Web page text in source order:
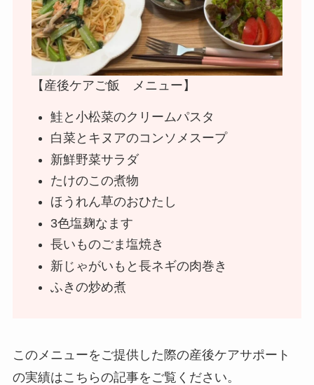
【産後ケアご飯 メニュー】
鮭と小松菜のクリームパスタ
白菜とキヌアのコンソメスープ
新鮮野菜サラダ
たけのこの煮物
ほうれん草のおひたし
3色塩麹なます
長いものごま塩焼き
新じゃがいもと長ネギの肉巻き
ふきの炒め煮
このメニューをご提供した際の産後ケアサポート
の実績はこちらの記事をご覧ください。